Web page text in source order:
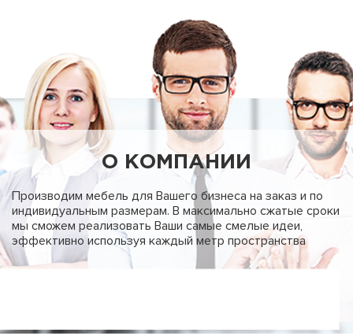
О КОМПАНИИ
Производим мебель для Вашего бизнеса на заказ и по
индивидуальным размерам. В максимально сжатые сроки
мы сможем реализовать Ваши самые смелые идеи,
эффективно используя каждый метр пространства